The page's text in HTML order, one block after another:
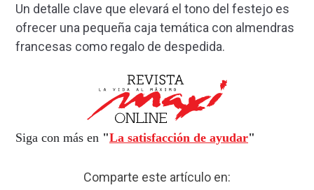
Un detalle clave que elevará el tono del festejo es
ofrecer una pequeña caja temática con almendras
francesas como regalo de despedida.
Siga con más en "La satisfacción de ayudar"
Comparte este artículo en: